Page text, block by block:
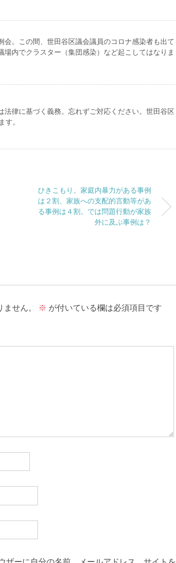
会。この間、世田谷区議会議員のコロナ感染者も出て
場内でクラスター（集団感染）など起こしてはなりま
法律に基づく義務。忘れずご対応ください。世田谷区
す。
ひきこもり。家庭内暴力がある事例
は２割、家族への支配的言動等があ
る事例は４割。では問題行動が家族
外に及ぶ事例は？
せん。 ※ が付いている欄は必須項目です